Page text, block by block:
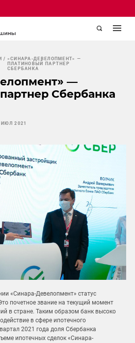
«СИНАРА-ДЕВЕЛОПМЕНТ» —
ПЛАТИНОВЫЙ ПАРТНЕР
СБЕРБАНКА
—
Сбербанка
ИЮЛ 2021
«Синара-Девелопмент» статус
почетное звание на текущий момент
в стране. Таким образом банк высоко
в сфере ипотечного
2021 года доля Сбербанка
ипотечных сделок «Синара-